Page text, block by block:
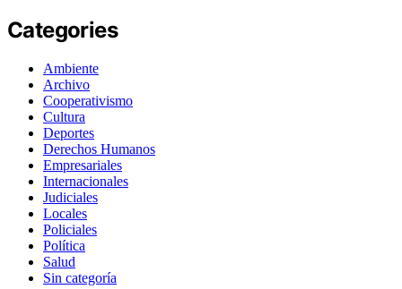
Categories
Ambiente
Archivo
Cooperativismo
Cultura
Deportes
Derechos Humanos
Empresariales
Internacionales
Judiciales
Locales
Policiales
Política
Salud
Sin categoría